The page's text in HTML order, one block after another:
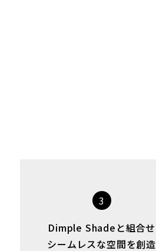
3
Dimple Shadeと組合せ
シームレスな空間を創造